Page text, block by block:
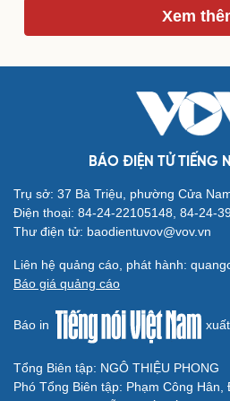
Xem
BÁO ĐIỆN TỬ TIẾNG
Trụ sở: 37 Bà Triệu, phường Cửa
Điện thoại: 84-24-22105148, 84-24-
Thư điện tử: baodientuvov@vov.vn
Liên hệ quảng cáo, phát hành:
Báo giá quảng cáo
Báo in
Tổng Biên tập: NGÔ THIỆU PHONG
Phó Tổng Biên tập: Phạm Công